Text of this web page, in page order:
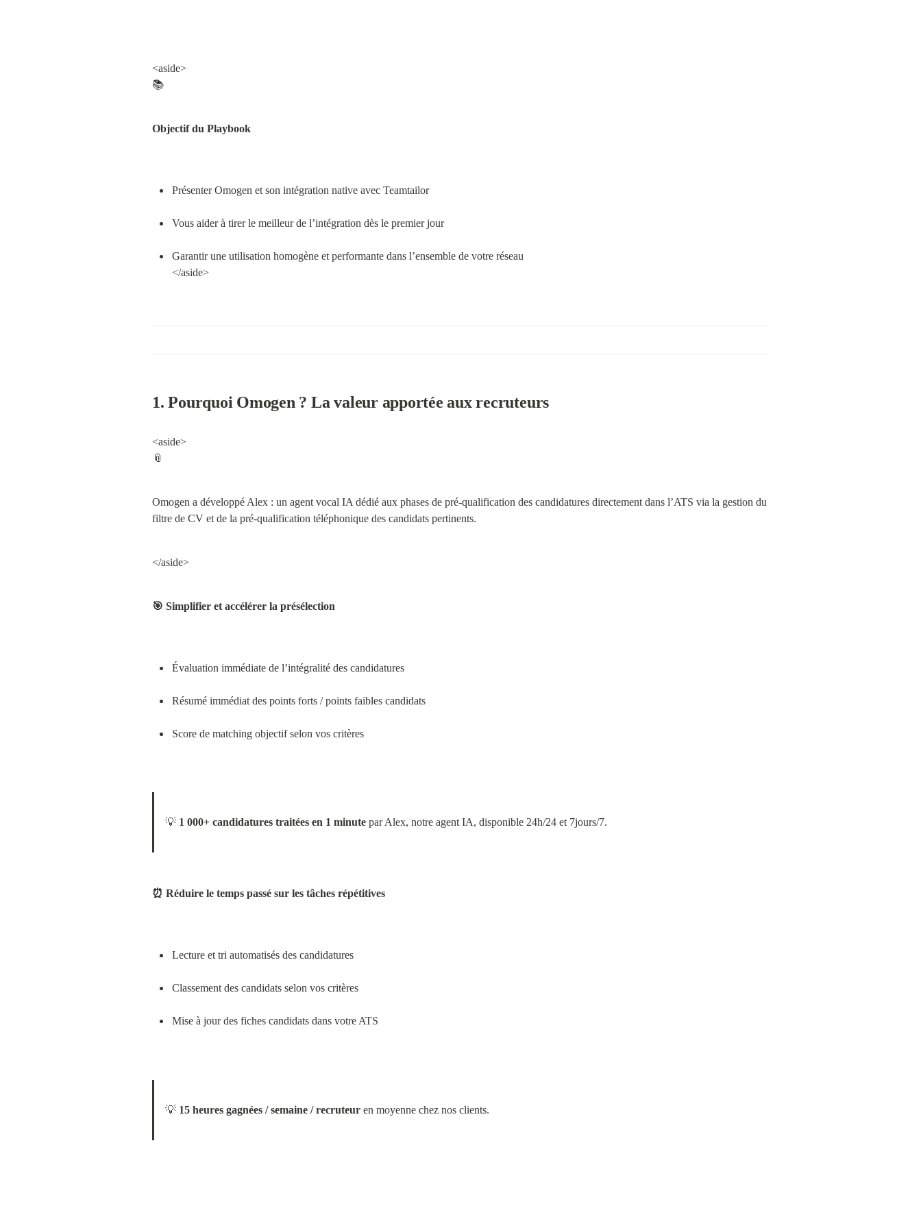
<aside>
📚
Objectif du Playbook
Présenter Omogen et son intégration native avec Teamtailor
Vous aider à tirer le meilleur de l’intégration dès le premier jour
Garantir une utilisation homogène et performante dans l’ensemble de votre réseau
</aside>
1. Pourquoi Omogen ? La valeur apportée aux recruteurs
<aside>
📎
Omogen a développé Alex : un agent vocal IA dédié aux phases de pré-qualification des candidatures directement dans l’ATS via la gestion du
filtre de CV et de la pré-qualification téléphonique des candidats pertinents.
</aside>
🎯 Simplifier et accélérer la présélection
Évaluation immédiate de l’intégralité des candidatures
Résumé immédiat des points forts / points faibles candidats
Score de matching objectif selon vos critères
💡 1 000+ candidatures traitées en 1 minute par Alex, notre agent IA, disponible 24h/24 et 7jours/7.
⏰ Réduire le temps passé sur les tâches répétitives
Lecture et tri automatisés des candidatures
Classement des candidats selon vos critères
Mise à jour des fiches candidats dans votre ATS
💡 15 heures gagnées / semaine / recruteur en moyenne chez nos clients.